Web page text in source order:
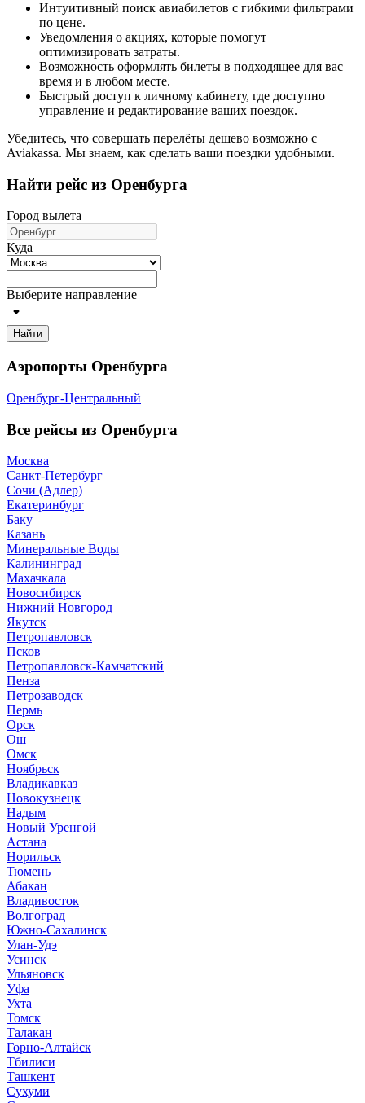
Интуитивный поиск авиабилетов с гибкими фильтрами
по цене.
Уведомления о акциях, которые помогут
оптимизировать затраты.
Возможность оформлять билеты в подходящее для вас
время и в любом месте.
Быстрый доступ к личному кабинету, где доступно
управление и редактирование ваших поездок.
Убедитесь, что совершать перелёты дешево возможно с
Aviakassa. Мы знаем, как сделать ваши поездки удобными.
Найти рейс из Оренбурга
Город вылета
Куда
Выберите направление
Найти
Аэропорты Оренбурга
Оренбург-Центральный
Все рейсы из Оренбурга
Москва
Санкт-Петербург
Сочи (Адлер)
Екатеринбург
Баку
Казань
Минеральные Воды
Калининград
Махачкала
Новосибирск
Нижний Новгород
Якутск
Петропавловск
Псков
Петропавловск-Камчатский
Пенза
Петрозаводск
Пермь
Орск
Ош
Омск
Ноябрьск
Владикавказ
Новокузнецк
Надым
Новый Уренгой
Астана
Норильск
Тюмень
Абакан
Владивосток
Волгоград
Южно-Сахалинск
Улан-Удэ
Усинск
Ульяновск
Уфа
Ухта
Томск
Талакан
Горно-Алтайск
Тбилиси
Ташкент
Сухуми